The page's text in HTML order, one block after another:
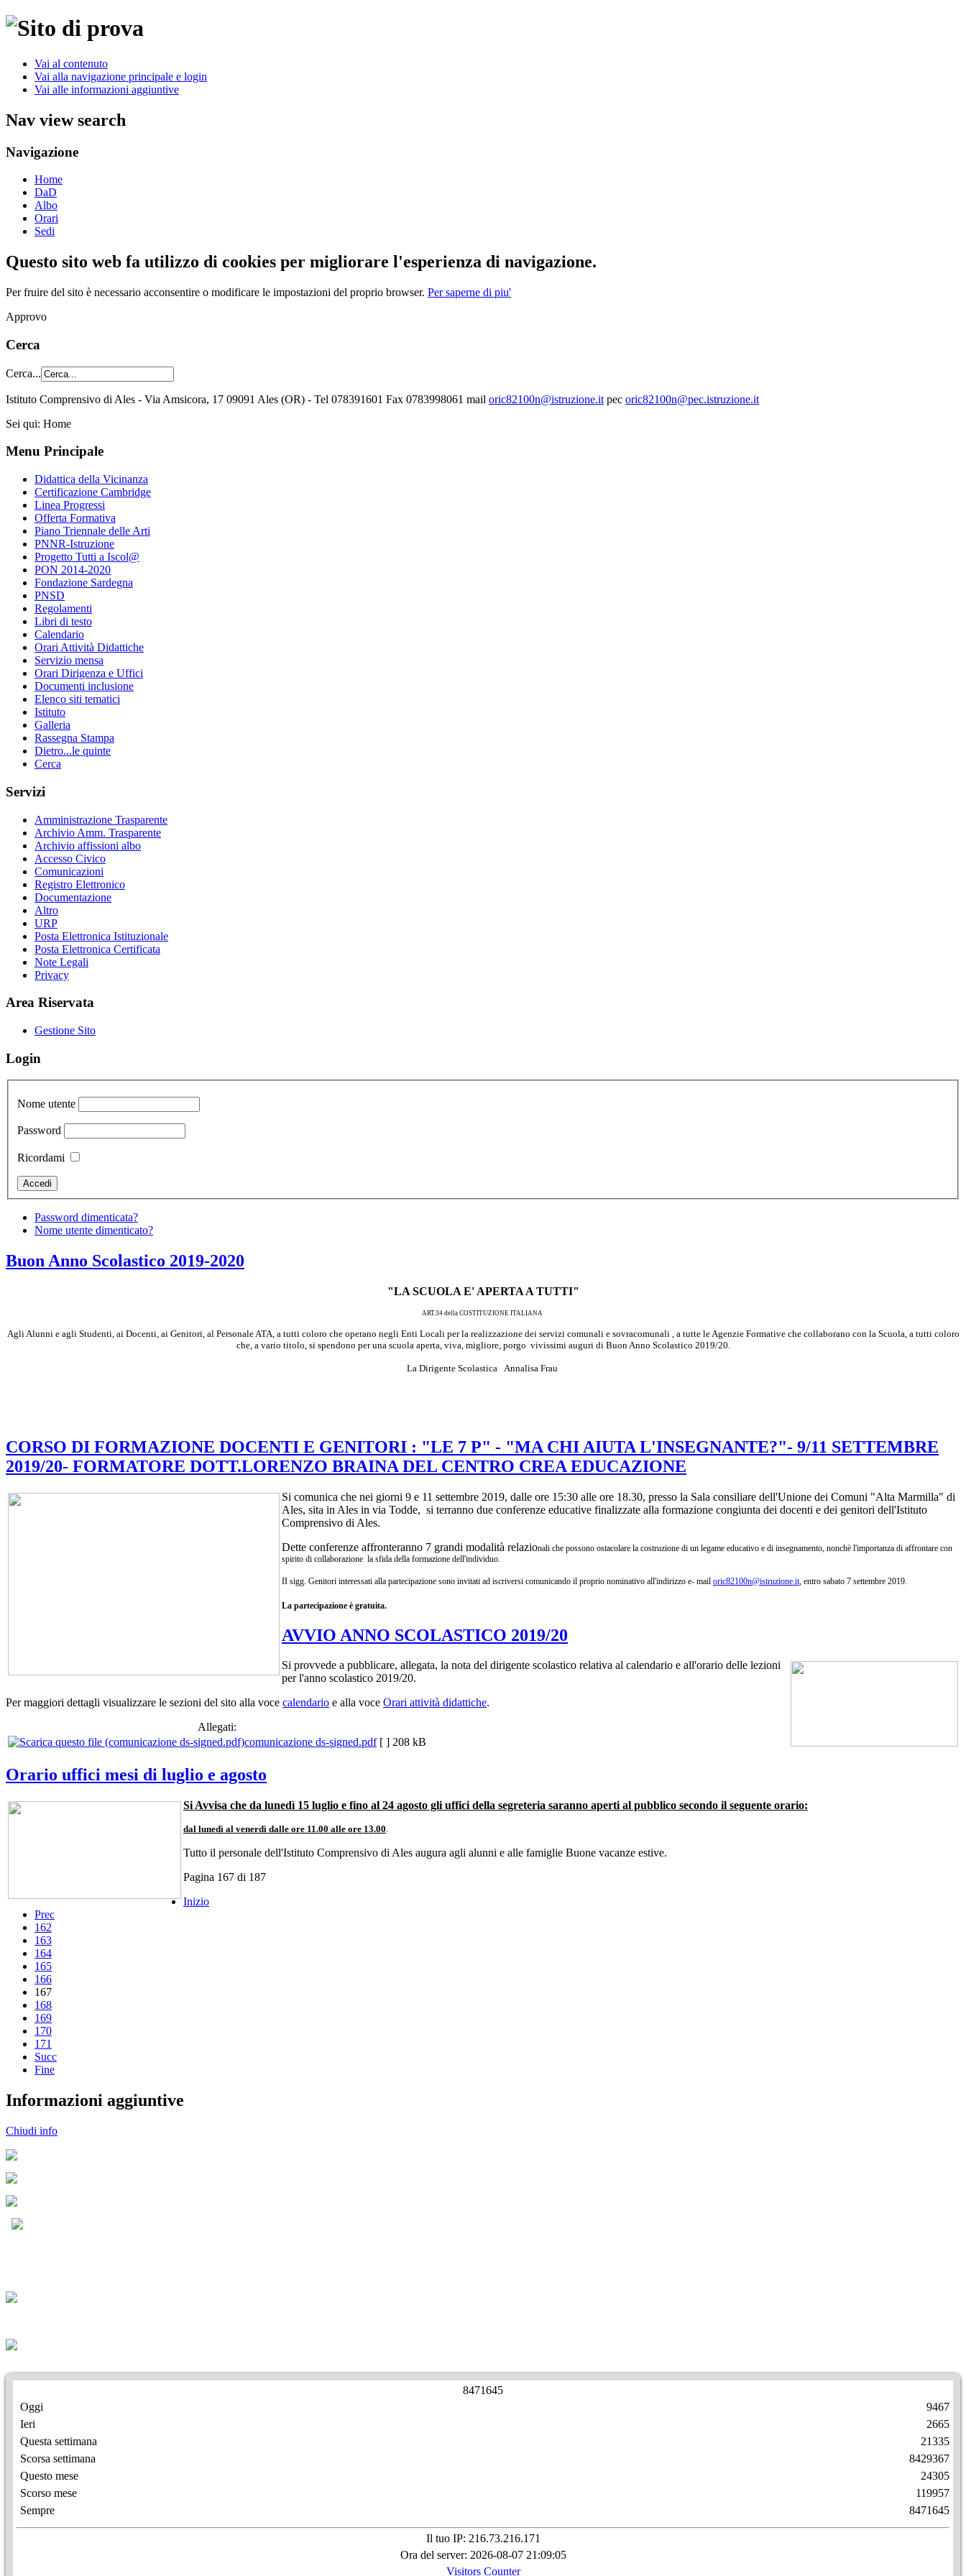
Vai al contenuto
Vai alla navigazione principale e login
Vai alle informazioni aggiuntive
Nav view search
Navigazione
Home
DaD
Albo
Orari
Sedi
Questo sito web fa utilizzo di cookies per migliorare l'esperienza di navigazione.
Per fruire del sito è necessario acconsentire o modificare le impostazioni del proprio browser. Per saperne di piu'
Approvo
Cerca
Cerca...
Istituto Comprensivo di Ales - Via Amsicora, 17 09091 Ales (OR) - Tel 078391601 Fax 0783998061 mail oric82100n@istruzione.it pec oric82100n@pec.istruzione.it
Sei qui: Home
Menu Principale
Didattica della Vicinanza
Certificazione Cambridge
Linea Progressi
Offerta Formativa
Piano Triennale delle Arti
PNNR-Istruzione
Progetto Tutti a Iscol@
PON 2014-2020
Fondazione Sardegna
PNSD
Regolamenti
Libri di testo
Calendario
Orari Attività Didattiche
Servizio mensa
Orari Dirigenza e Uffici
Documenti inclusione
Elenco siti tematici
Istituto
Galleria
Rassegna Stampa
Dietro...le quinte
Cerca
Servizi
Amministrazione Trasparente
Archivio Amm. Trasparente
Archivio affissioni albo
Accesso Civico
Comunicazioni
Registro Elettronico
Documentazione
Altro
URP
Posta Elettronica Istituzionale
Posta Elettronica Certificata
Note Legali
Privacy
Area Riservata
Gestione Sito
Login
Nome utente
Password
Ricordami
Password dimenticata?
Nome utente dimenticato?
Buon Anno Scolastico 2019-2020
"LA SCUOLA E' APERTA A TUTTI"
ART.34 della COSTITUZIONE ITALIANA
Agli Alunni e agli Studenti, ai Docenti, ai Genitori, al Personale ATA, a tutti coloro che operano negli Enti Locali per la realizzazione dei servizi comunali e sovracomunali , a tutte le Agenzie Formative che collaborano con la Scuola, a tutti coloro
che, a vario titolo, si spendono per una scuola aperta, viva, migliore, porgo vivissimi auguri di Buon Anno Scolastico 2019/20.
La Dirigente Scolastica Annalisa Frau
CORSO DI FORMAZIONE DOCENTI E GENITORI : "LE 7 P" - "MA CHI AIUTA L'INSEGNANTE?"- 9/11 SETTEMBRE
2019/20- FORMATORE DOTT.LORENZO BRAINA DEL CENTRO CREA EDUCAZIONE
Si comunica che nei giorni 9 e 11 settembre 2019, dalle ore 15:30 alle ore 18.30, presso la Sala consiliare dell'Unione dei Comuni "Alta Marmilla" di
Ales, sita in Ales in via Todde, si terranno due conferenze educative finalizzate alla formazione congiunta dei docenti e dei genitori dell'Istituto
Comprensivo di Ales.
Dette conferenze affronteranno 7 grandi modalità relazionali che possono ostacolare la costruzione di un legame educativo e di insegnamento, nonchè l'importanza di affrontare con
spirito di collaborazione la sfida della formazione dell'individuo.
II sigg. Genitori interessati alla partecipazione sono invitati ad iscriversi comunicando il proprio nominativo all'indirizzo e- mail oric82100n@istruzione.it , entro sabato 7 settembre 2019.
La partecipazione è gratuita.
AVVIO ANNO SCOLASTICO 2019/20
Si provvede a pubblicare, allegata, la nota del dirigente scolastico relativa al calendario e all'orario delle lezioni
per l'anno scolastico 2019/20.
Per maggiori dettagli visualizzare le sezioni del sito alla voce calendario e alla voce Orari attività didattiche.
Allegati:
comunicazione ds-signed.pdf [ ] 208 kB
Orario uffici mesi di luglio e agosto
Si Avvisa che da lunedì 15 luglio e fino al 24 agosto gli uffici della segreteria saranno aperti al pubblico secondo il seguente orario:
dal lunedì al venerdì dalle ore 11.00 alle ore 13.00.
Tutto il personale dell'Istituto Comprensivo di Ales augura agli alunni e alle famiglie Buone vacanze estive.
Pagina 167 di 187
Inizio
Prec
162
163
164
165
166
167
168
169
170
171
Succ
Fine
Informazioni aggiuntive
Chiudi info
8471645
Oggi
Ieri
Questa settimana
Scorsa settimana
Questo mese
Scorso mese
Sempre
9467
2665
21335
8429367
24305
119957
8471645
Il tuo IP: 216.73.216.171
Ora del server: 2026-08-07 21:09:05
Visitors Counter